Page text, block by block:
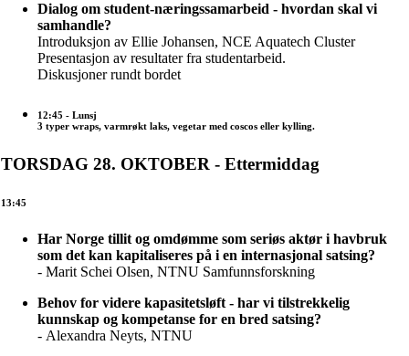
Dialog om student-næringssamarbeid - hvordan skal vi
samhandle?
Introduksjon av Ellie Johansen, NCE Aquatech Cluster
Presentasjon av resultater fra studentarbeid.
Diskusjoner rundt bordet
12:45 - Lunsj
3 typer wraps, varmrøkt laks, vegetar med coscos eller kylling.
TORSDAG 28. OKTOBER - Ettermiddag
13:45
Har Norge tillit og omdømme som seriøs aktør i havbruk
som det kan kapitaliseres på i en internasjonal satsing?
- Marit Schei Olsen, NTNU Samfunnsforskning
Behov for videre kapasitetsløft - har vi tilstrekkelig
kunnskap og kompetanse for en bred satsing?
- Alexandra Neyts, NTNU